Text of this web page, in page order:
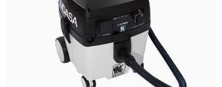
Schleifmaschinen
Poliermaschinen
Staubsauger
Filter für Staubsauger